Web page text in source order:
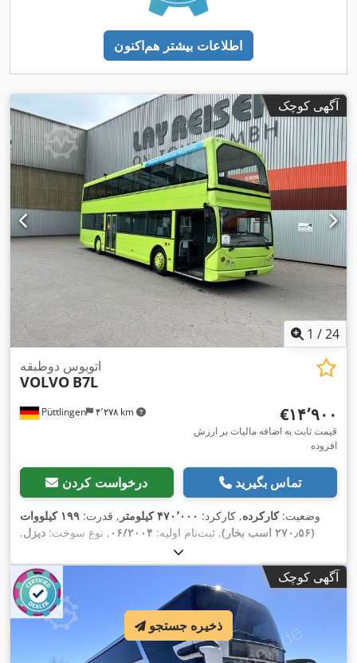
اطلاعات بیشتر هم‌اکنون
آگهی کوچک
1 /24
Püttlingen ۴٬۲۷۸ km
اتوبوس دوطبقه
VOLVO B7L
‎€۱۴٬۹۰۰
قیمت ثابت به اضافه مالیات بر ارزش
افزوده
درخواست کردن تماس بگیرید
وضعیت:کارکرده, کارکرد: ۴۷۰٬۰۰۰ کیلومتر , قدرت:
۱۹۹ کیلووات
(۲۷۰٫۵۶ اسب بخار)
, ثبت‌نام اولیه: ۰۶/۲۰۰۴ , نوع سوخت: دیزل,
, نوع چرخ‌دنده:خودکار
سبز, ترمزها:رتاردر, تجهیزات: ,
آگهی کوچک
ذخیره جستجو